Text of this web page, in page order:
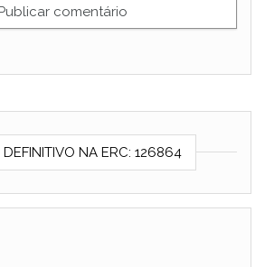
DEFINITIVO NA ERC: 126864